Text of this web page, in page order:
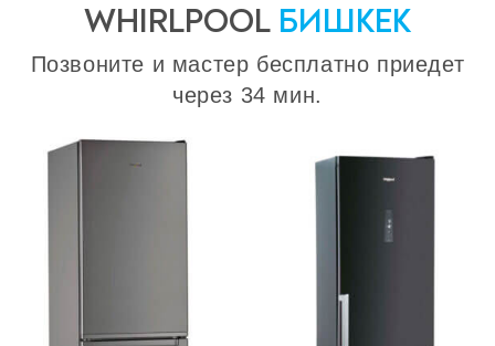
Ремонт крупно бытовой техники
Сервисные центры
Ремонт газовых котлов
WHIRLPOOL БИШКЕК
Позвоните и мастер бесплатно приедет
через 34 мин.